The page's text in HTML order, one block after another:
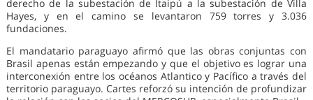
derecho de la subestación de Itaipú a la subestación de Villa
Hayes, y en el camino se levantaron 759 torres y 3.036
fundaciones.
El mandatario paraguayo afirmó que las obras conjuntas con
Brasil apenas están empezando y que el objetivo es lograr una
interconexión entre los océanos Atlantico y Pacífico a través del
territorio paraguayo. Cartes reforzó su intención de profundizar